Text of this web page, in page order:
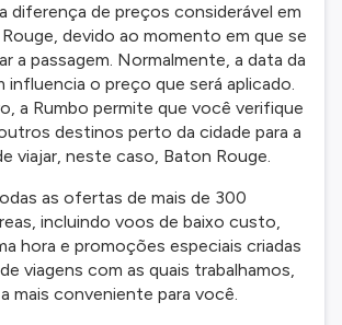
diferença de preços considerável em
devido ao momento em que se
a passagem. Normalmente, a data da
influencia o preço que será aplicado.
a Rumbo permite que você verifique
destinos perto da cidade para a
viajar, neste caso, Baton Rouge.
as ofertas de mais de 300
incluindo voos de baixo custo,
hora e promoções especiais criadas
viagens com as quais trabalhamos,
mais conveniente para você.